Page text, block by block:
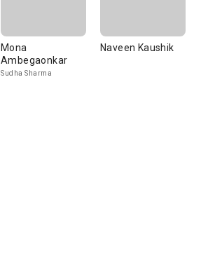
Mona
Ambegaonkar
Sudha Sharma
Naveen Kaushik